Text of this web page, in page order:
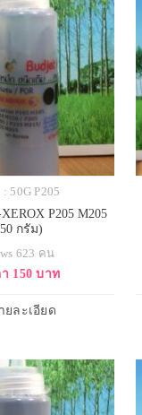
50G P205
P205 M205
กรัม)
623 คน
150 บาท
ยละเอียด